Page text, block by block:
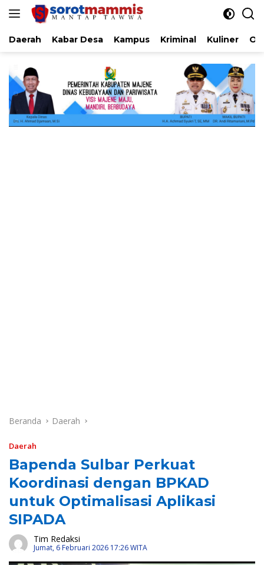
Langsung
Daerah Kabar Desa Kampus Kriminal Kuliner
Beranda Daerah
Daerah
Bapenda Sulbar Perkuat
Koordinasi dengan BPKAD
untuk Optimalisasi Aplikasi
SIPADA
Tim Redaksi
Jumat, 6 Februari 2026 17:26 WITA